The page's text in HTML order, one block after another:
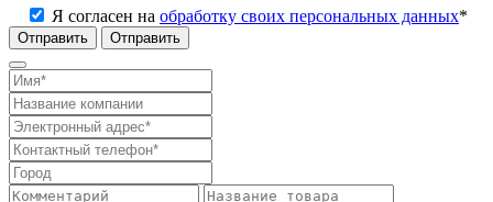
Я согласен на обработку своих персональных данных*
Отправить